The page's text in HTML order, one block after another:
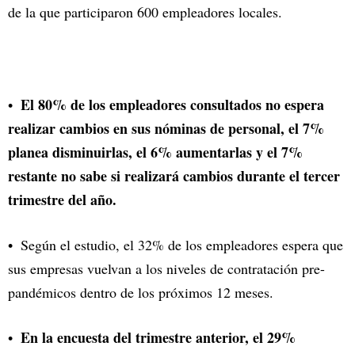
de la que participaron 600 empleadores locales.
El 80% de los empleadores consultados no espera
realizar cambios en sus nóminas de personal, el 7%
planea disminuirlas, el 6% aumentarlas y el 7%
restante no sabe si realizará cambios durante el tercer
trimestre del año.
Según el estudio, el 32% de los empleadores espera que
sus empresas vuelvan a los niveles de contratación pre-
pandémicos dentro de los próximos 12 meses.
En la encuesta del trimestre anterior, el 29%